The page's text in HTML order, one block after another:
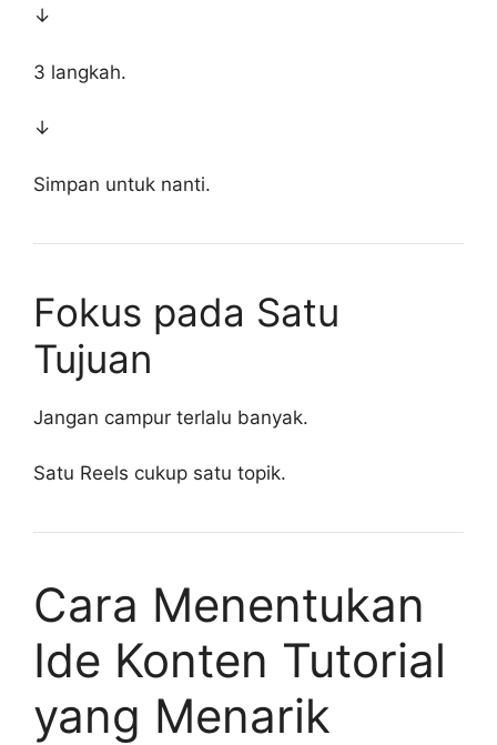
↓
3 langkah.
↓
Simpan untuk nanti.
Fokus pada Satu
Tujuan
Jangan campur terlalu banyak.
Satu Reels cukup satu topik.
Cara Menentukan
Ide Konten Tutorial
yang Menarik